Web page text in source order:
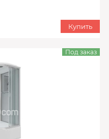
Купить
Под заказ